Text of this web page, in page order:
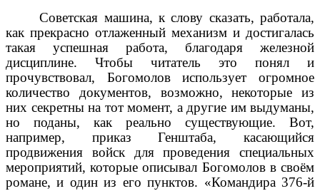
Советская машина, к слову сказать, работала,
как прекрасно отлаженный механизм и достигалась
такая успешная работа, благодаря железной
дисциплине. Чтобы читатель это понял и
прочувствовал, Богомолов использует огромное
количество документов, возможно, некоторые из
них секретны на тот момент, а другие им выдуманы,
но поданы, как реально существующие. Вот,
например, приказ Генштаба, касающийся
продвижения войск для проведения специальных
мероприятий, которые описывал Богомолов в своём
романе, и один из его пунктов. «Командира 376-й